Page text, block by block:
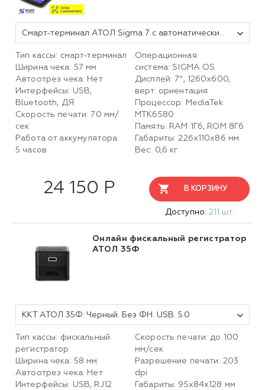
Смарт-терминал АТОЛ Sigma 7 с автоматическим тарифом SIGMA и ИТС (без ФН, 5.0)
Тип кассы: смарт-терминал
Ширина чека: 57 мм
Автоотрез чека: Нет
Интерфейсы: USB,
Bluetooth, ДЯ
Скорость печати: 70 мм/
сек
Работа от аккумулятора:
5 часов
Операционная
система: SIGMA OS
Дисплей: 7", 1260х600,
верт. ориентация
Процессор: MediaTek
MTK6580
Память: RAM 1Гб, ROM 8Гб
Габариты: 226х110х86 мм
Вес: 0,6 кг
24 150 Р В КОРЗИНУ
Доступно: 211 шт.
Онлайн фискальный регистратор
АТОЛ 35Ф
ККТ АТОЛ 35Ф. Черный. Без ФН. USB. 5.0
Тип кассы: фискальный
регистратор
Ширина чека: 58 мм
Автоотрез чека: Нет
Интерфейсы: USB, RJ12
Скорость печати: до 100
мм/сек
Разрешение печати: 203
dpi
Габариты: 95х84х128 мм